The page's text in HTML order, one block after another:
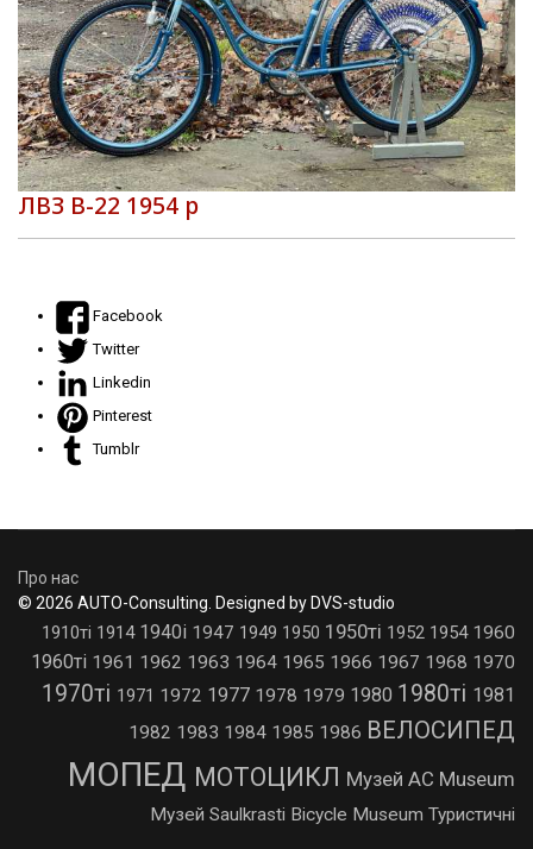
ЛВЗ В-22 1954 р
Facebook
Twitter
Linkedin
Pinterest
Tumblr
Про нас
© 2026 AUTO-Consulting. Designed by DVS-studio
1910ті 1914 1940і 1947 1949 1950 1950ті 1952 1954 1960
1960ті 1961 1962 1963 1964 1965 1966 1967 1968 1970
1970ті 1971 1972 1977 1978 1979 1980 1980ті 1981
1982 1983 1984 1985 1986 ВЕЛОСИПЕД
МОПЕД МОТОЦИКЛ Музей AC Museum
Музей Saulkrasti Bicycle Museum Туристичні